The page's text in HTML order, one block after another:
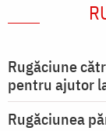
Rugăciune
pentru ajutor
Rugăciunea